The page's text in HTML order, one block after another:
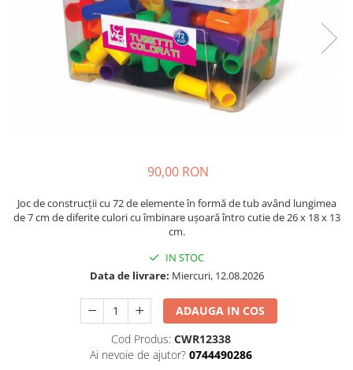
Biciclete si Triciclete
Camere Senzoriale
Echipamente camere senzoriale
Oferte pentru Camere Senzoriale
Creativitate si indemanare
Cuburi și cărămizi
Instrumente muzicale
Jucarii de constructii
90,00 RON
Joc de construcții cu 72 de elemente în formă de tub având lungimea
de 7 cm de diferite culori cu îmbinare ușoară întro cutie de 26 x 18 x 13
cm.
IN STOC
Data de livrare: Miercuri, 12.08.2026
ADAUGA IN COS
Cod Produs: CWR12338
Ai nevoie de ajutor? 0744490286